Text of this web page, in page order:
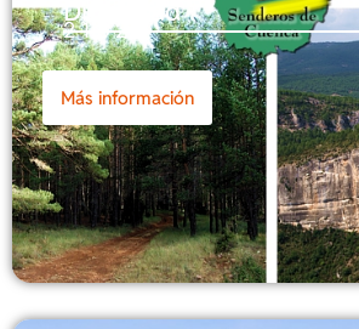
Dificultad
2-1-3-2
Más información